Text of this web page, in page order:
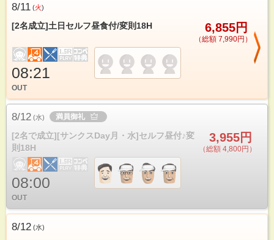
8/11 (火)
[2名成立]土日セルフ昼食付/変則18H 6,855円
（総額 7,990円）
08:21
OUT
8/12 (水) 満員御礼
[2名で成立][サンクスDay月・水]セルフ昼付♪変
則18H
3,955円
（総額 4,800円）
08:00
OUT
8/12 (水)